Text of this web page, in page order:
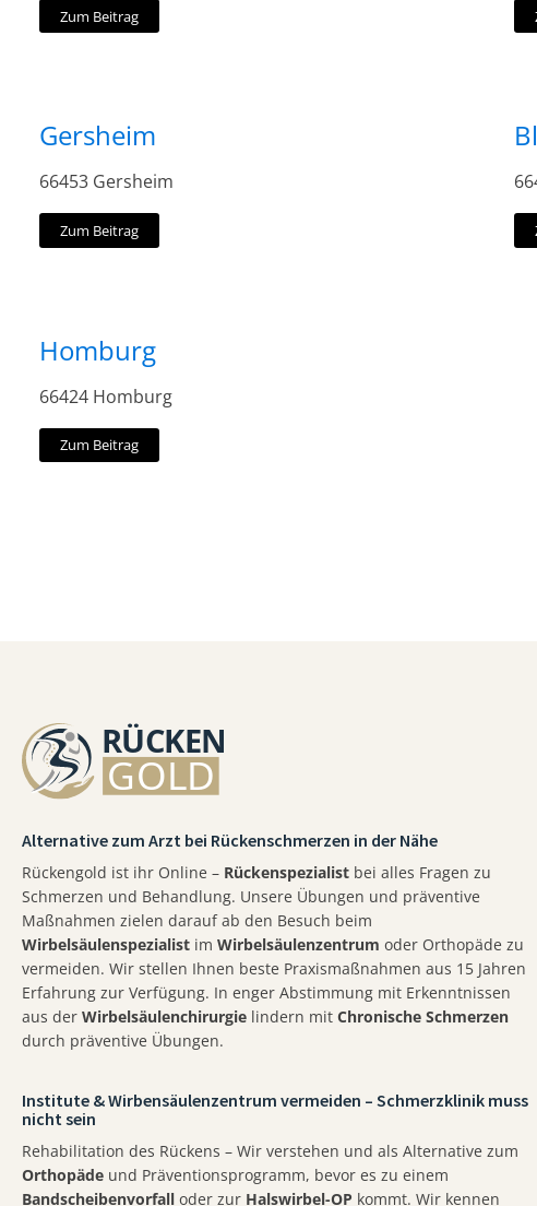
Zum Beitrag
Gersheim
66453 Gersheim
Zum Beitrag
Homburg
66424 Homburg
Zum Beitrag
Alternative zum Arzt bei Rückenschmerzen in der Nähe
Rückengold ist ihr Online – Rückenspezialist bei alles Fragen zu
Schmerzen und Behandlung. Unsere Übungen und präventive
Maßnahmen zielen darauf ab den Besuch beim
Wirbelsäulenspezialist im Wirbelsäulenzentrum oder Orthopäde zu
vermeiden. Wir stellen Ihnen beste Praxismaßnahmen aus 15 Jahren
Erfahrung zur Verfügung. In enger Abstimmung mit Erkenntnissen
aus der Wirbelsäulenchirurgie lindern mit Chronische Schmerzen
durch präventive Übungen.
Institute & Wirbensäulenzentrum vermeiden – Schmerzklinik muss
nicht sein
Rehabilitation des Rückens – Wir verstehen und als Alternative zum
Orthopäde und Präventionsprogramm, bevor es zu einem
Bandscheibenvorfall oder zur Halswirbel-OP kommt. Wir kennen